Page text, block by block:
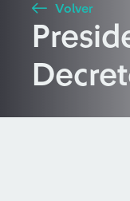
Buscar
Volver